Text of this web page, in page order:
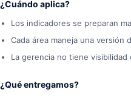
¿Cuándo aplica?
Los indicadores se preparan
Cada área maneja una versión
La gerencia no tiene
¿Qué entregamos?